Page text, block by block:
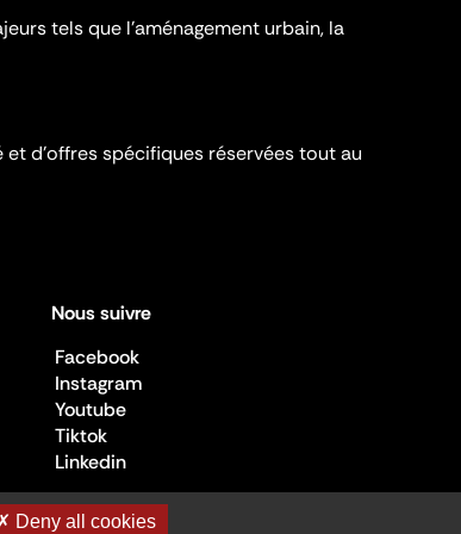
tels que l'aménagement urbain, la
d’offres spécifiques réservées tout au
Nous suivre
Facebook
Instagram
Youtube
Tiktok
Linkedin
Deny all cookies